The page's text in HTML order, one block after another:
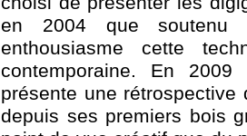
en 2004 que soutenu
enthousiasme cette
contemporaine. En
présente une
depuis ses premiers bois